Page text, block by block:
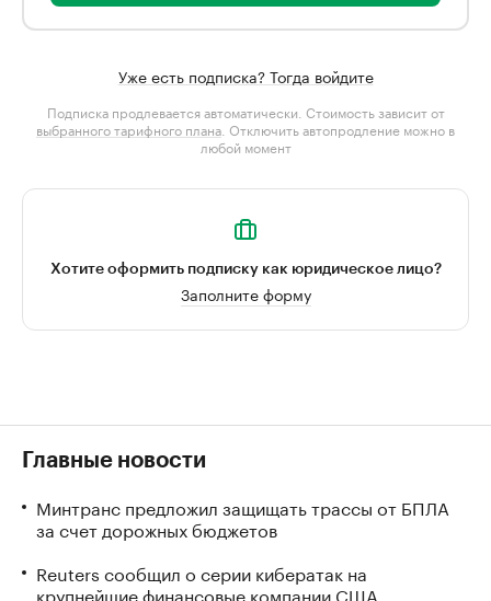
Уже есть подписка? Тогда войдите
Подписка продлевается автоматически. Стоимость зависит от
выбранного тарифного плана . Отключить автопродление можно в
любой момент
Хотите оформить подписку как юридическое лицо?
Заполните форму
Главные новости
Минтранс предложил защищать трассы от БПЛА
за счет дорожных бюджетов
Reuters сообщил о серии кибератак на
крупнейшие финансовые компании США